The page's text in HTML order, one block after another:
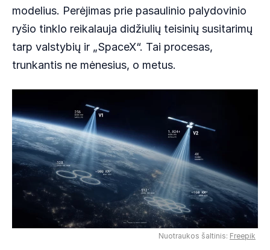
modelius. Perėjimas prie pasaulinio palydovinio
ryšio tinklo reikalauja didžiulių teisinių susitarimų
tarp valstybių ir „SpaceX“. Tai procesas,
trunkantis ne mėnesius, o metus.
Nuotraukos šaltinis: Freepik